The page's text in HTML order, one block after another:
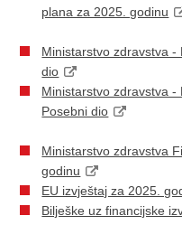
plana za 2025. godinu
Ministarstvo zdravstva
dio
Ministarstvo zdravstva -
Posebni dio
Ministarstvo zdravstva
godinu
EU izvještaj za 2025.
Bilješke uz financijske